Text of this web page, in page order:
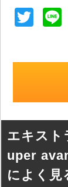
T
エキスト
uper
によく見